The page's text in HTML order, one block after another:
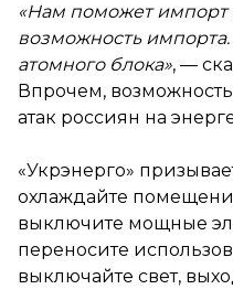
«Нам поможет импорт
возможность
атомного блока», —
Впрочем,
атак россиян на
«Укрэнерго»
охлаждайте
выключите мощные
переносите
выключайте свет,